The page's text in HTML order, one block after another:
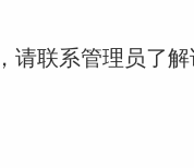
请联系管理员了